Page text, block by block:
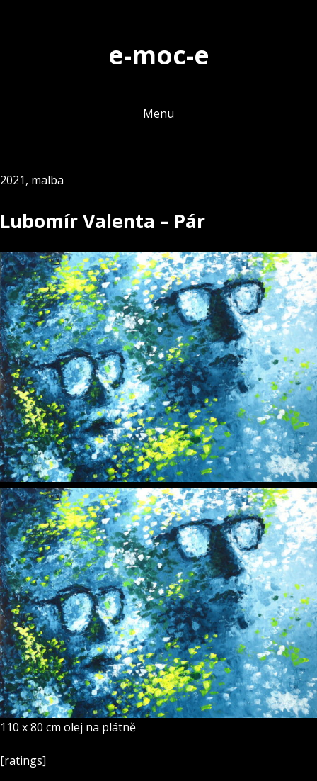
e-moc-e
Menu
2021, malba
Lubomír Valenta – Pár
110 x 80 cm olej na plátně
[ratings]